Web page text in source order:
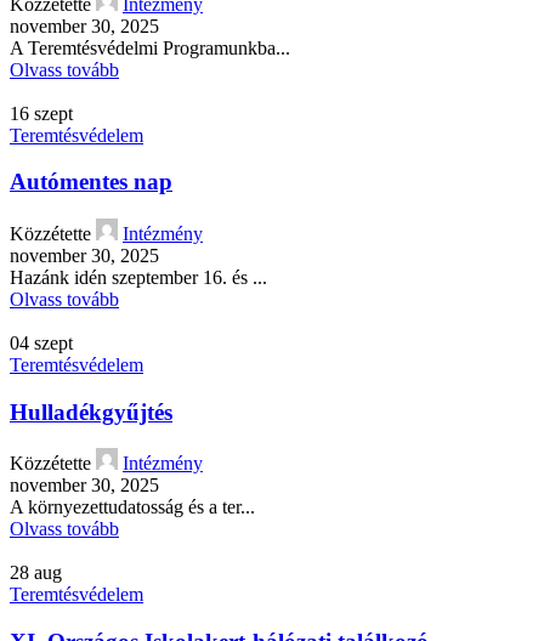
november 30, 2025
A Teremtésvédelmi Programunkba...
Olvass tovább
16 szept
Teremtésvédelem
Autómentes nap
Közzétette
Intézmény
november 30, 2025
Hazánk idén szeptember 16. és ...
Olvass tovább
04 szept
Teremtésvédelem
Hulladékgyűjtés
Közzétette
Intézmény
november 30, 2025
A környezettudatosság és a ter...
Olvass tovább
28 aug
Teremtésvédelem